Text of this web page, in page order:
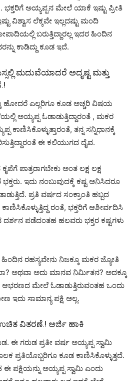
ಅಯ್ಯಪ್ಪನ ಮೇಲೆ ಯಾಕೆ ಇಷ್ಟು ಪ್ರೀತಿ
ವಿಶ್ವಾಸ ಲೆಕ್ಕವೇ ಇಲ್ಲದಷ್ಟು ಮಂದಿ
ಬರುತ್ತಿದ್ದಾರಲ್ಲ ಇದರ ಹಿಂದಿನ
ಕಾಡಿದ್ದು ಕೂಡ ಇದೆ.
ಮದುವೆಯಾದರೆ ಅದೃಷ್ಟ ಮತ್ತು
ಹೋದರೆ ಎಲ್ಲರಿಗೂ ಕೂಡ ಅಚ್ಚರಿ ವಿಷಯ
ಅಯ್ಯಪ್ಪ ಓಡಾಡುತ್ತಿದ್ದಾರಂತೆ , ಮಕರ
ತನ್ನ ಸನ್ನಿಧಾನಕ್ಕೆ
ಈ ಕಲಿಯುಗದ ದೈವ.
ಪಾತ್ರರಾಗಬೇಕು ಅಂತ ಲಕ್ಷ ಲಕ್ಷ
ಇದು ನಂಬುವುದಕ್ಕೆ ಕಷ್ಟ ಅನಿಸಿದರೂ
ಪ್ರತಿ ವರ್ಷದ ಸಂಕ್ರಾಂತಿ ಹಬ್ಬದ
ರಂತೆ, ಭಕ್ತರಿಗೆ ಆಶೀರ್ವದಿಸಿ
ದರ್ಶನ ಪಡೆದಂತಹ ಹಲವರು ಭಕ್ತರ ಕಷ್ಟಗಳು
ರಹಸ್ಯವೇನು ನಿಜಕ್ಕೂ ಮಕರ ಜ್ಯೋತಿ
ಅಥವಾ ಅದು ಮಾನವ ನಿರ್ಮಿತನ? ಅದಕ್ಕೂ
ಮೇಲೆ ಓಡಾಡುತ್ತಿರುವಂತಹ ಒಂದು
ಸಾಮಾನ್ಯ ಪಕ್ಷಿ ಅಲ್ಲ.
ವಿತರಣೆ.! ಅರ್ಜಿ ಹಾಕಿ
ಈ ಗರುಡ ಪ್ರತೀ ವರ್ಷ ಅಯ್ಯಪ್ಪ ಸ್ವಾಮಿ
ಪ್ರತಿಯೊಬ್ಬರಿಗೂ ಕೂಡ ಕಾಣಿಸಿಕೊಳ್ಳುತ್ತದೆ.
ಪಕ್ಷಿಯನ್ನು ಅಯ್ಯಪ್ಪ ಸ್ವಾಮಿ ಎಂದು